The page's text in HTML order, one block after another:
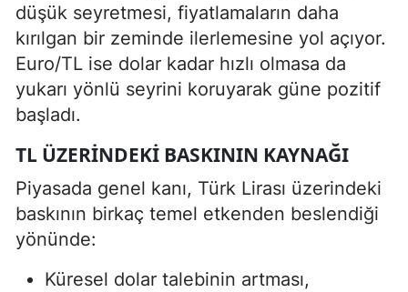
düşük seyretmesi, fiyatlamaların daha
kırılgan bir zeminde ilerlemesine yol açıyor.
Euro/TL ise dolar kadar hızlı olmasa da
yukarı yönlü seyrini koruyarak güne pozitif
başladı.
TL ÜZERINDEKI BASKININ KAYNAĞI
Piyasada genel kanı, Türk Lirası üzerindeki
baskının birkaç temel etkenden beslendiği
yönünde:
Küresel dolar talebinin artması,